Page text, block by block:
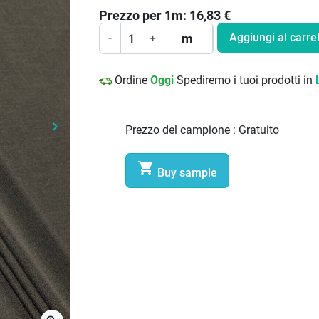
Prossimo
keyboard_arrow_right
Prezzo per 1m: 16,83€
- + m Aggiungi al
Ordine Oggi Spediremo i tuoi prodotti in
Prezzo del campione : Gratuito
 Buy sample